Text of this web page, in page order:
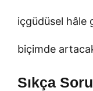
içgüdüsel hâle
biçimde
Sıkça